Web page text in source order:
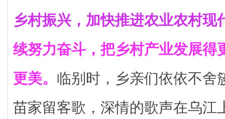
乡村振兴，加快推进农业农村现
续努力奋斗，把乡村产业发展得
更美。 临别时，乡亲们依依不舍
苗家留客歌，深情的歌声在乌江